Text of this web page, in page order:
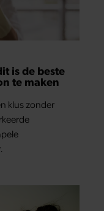
is de beste
te maken
klus zonder